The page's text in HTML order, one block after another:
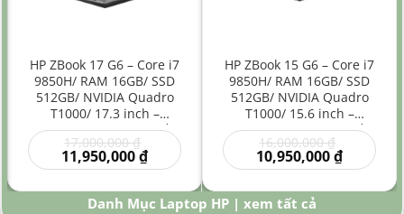
HP ZBook 17 G6 – Core i7
9850H/ RAM 16GB/ SSD
512GB/ NVIDIA Quadro
T1000/ 17.3 inch –
Laptop Workstation Đồ
Họa Kỹ Thuật Màn Hình
Lớn
17,000,000₫
gốc
là:
17,000,000 ₫.
11,950,000₫Giá
hiện
là:
11,950,000 ₫.
HP ZBook 15 G6 – Core i7
9850H/ RAM 16GB/ SSD
512GB/ NVIDIA Quadro
T1000/ 15.6 inch –
Laptop Workstation Đồ
Họa Kỹ Thuật Hiệu Năng
Cao
16,000,000₫
gốc
là:
10,950,000₫Giá
hiện
là:
₫.
Danh Mục Laptop HP | xem tất cả